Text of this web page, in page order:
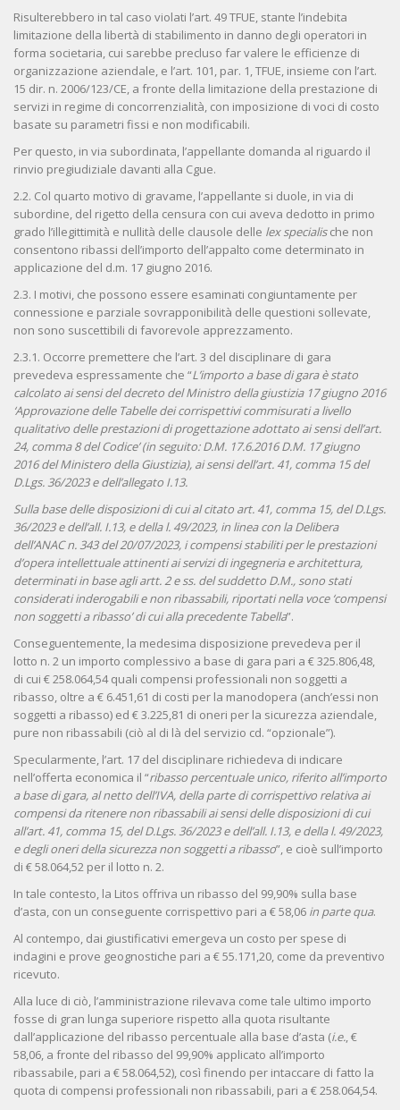
Risulterebbero in tal caso violati l’art. 49 TFUE, stante l’indebita
limitazione della libertà di stabilimento in danno degli operatori in
forma societaria, cui sarebbe precluso far valere le efficienze di
organizzazione aziendale, e l’art. 101, par. 1, TFUE, insieme con l’art.
15 dir. n. 2006/123/CE, a fronte della limitazione della prestazione di
servizi in regime di concorrenzialità, con imposizione di voci di costo
basate su parametri fissi e non modificabili.
Per questo, in via subordinata, l’appellante domanda al riguardo il
rinvio pregiudiziale davanti alla Cgue.
2.2. Col quarto motivo di gravame, l’appellante si duole, in via di
subordine, del rigetto della censura con cui aveva dedotto in primo
grado l’illegittimità e nullità delle clausole delle lex specialische non
consentono ribassi dell’importo dell’appalto come determinato in
applicazione del d.m. 17 giugno 2016.
2.3. I motivi, che possono essere esaminati congiuntamente per
connessione e parziale sovrapponibilità delle questioni sollevate,
non sono suscettibili di favorevole apprezzamento.
2.3.1. Occorre premettere che l’art. 3 del disciplinare di gara
prevedeva espressamente che “L’importo a base di gara è stato
calcolato ai sensi del decreto del Ministro della giustizia 17 giugno 2016
‘Approvazione delle Tabelle dei corrispettivi commisurati a livello
qualitativo delle prestazioni di progettazione adottato ai sensi dell’art.
24, comma 8 del Codice’ (in seguito: D.M. 17.6.2016 D.M. 17 giugno
2016 del Ministero della Giustizia), ai sensi dell’art. 41, comma 15 del
D.Lgs. 36/2023 e dell’allegato I.13.
Sulla base delle disposizioni di cui al citato art. 41, comma 15, del D.Lgs.
36/2023 e dell’all. I.13, e della l. 49/2023, in linea con la Delibera
dell’ANAC n. 343 del 20/07/2023, i compensi stabiliti per le prestazioni
d’opera intellettuale attinenti ai servizi di ingegneria e architettura,
determinati in base agli artt. 2 e ss. del suddetto D.M., sono stati
considerati inderogabili e non ribassabili, riportati nella voce ‘compensi
non soggetti a ribasso’ di cui alla precedente Tabella”.
Conseguentemente, la medesima disposizione prevedeva per il
lotto n. 2 un importo complessivo a base di gara pari a € 325.806,48,
di cui € 258.064,54 quali compensi professionali non soggetti a
ribasso, oltre a € 6.451,61 di costi per la manodopera (anch’essi non
soggetti a ribasso) ed € 3.225,81 di oneri per la sicurezza aziendale,
pure non ribassabili (ciò al di là del servizio cd. “opzionale”).
Specularmente, l’art. 17 del disciplinare richiedeva di indicare
nell’offerta economica il “ribasso percentuale unico, riferito all’importo
a base di gara, al netto dell’IVA, della parte di corrispettivo relativa ai
compensi da ritenere non ribassabili ai sensi delle disposizioni di cui
all’art. 41, comma 15, del D.Lgs. 36/2023 e dell’all. I.13, e della l. 49/2023,
e degli oneri della sicurezza non soggetti a ribasso”, e cioè sull’importo
di € 58.064,52 per il lotto n. 2.
In tale contesto, la Litos offriva un ribasso del 99,90% sulla base
d’asta, con un conseguente corrispettivo pari a € 58,06 in parte qua.
Al contempo, dai giustificativi emergeva un costo per spese di
indagini e prove geognostiche pari a € 55.171,20, come da preventivo
ricevuto.
Alla luce di ciò, l’amministrazione rilevava come tale ultimo importo
fosse di gran lunga superiore rispetto alla quota risultante
dall’applicazione del ribasso percentuale alla base d’asta (i.e., €
58,06, a fronte del ribasso del 99,90% applicato all’importo
ribassabile, pari a € 58.064,52), così finendo per intaccare di fatto la
quota di compensi professionali non ribassabili, pari a € 258.064,54.